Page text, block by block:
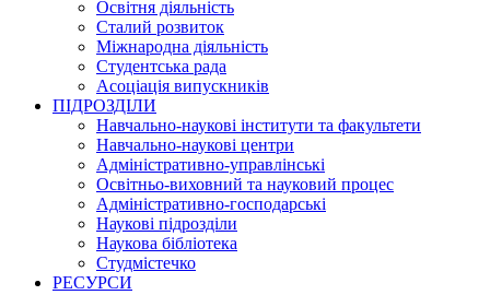
Освітня діяльність
Сталий розвиток
Міжнародна діяльність
Студентська рада
Асоціація випускників
ПІДРОЗДІЛИ
Навчально-наукові інститути та факультети
Навчально-наукові центри
Адміністративно-управлінські
Освітньо-виховний та науковий процес
Адміністративно-господарські
Наукові підрозділи
Наукова бібліотека
Студмістечко
РЕСУРСИ